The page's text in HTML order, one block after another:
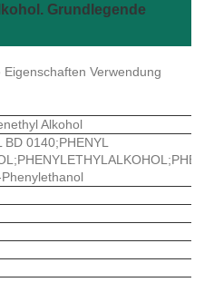
Grundlegende
Verwendung
Alkohol
BD 0140;PHENYL